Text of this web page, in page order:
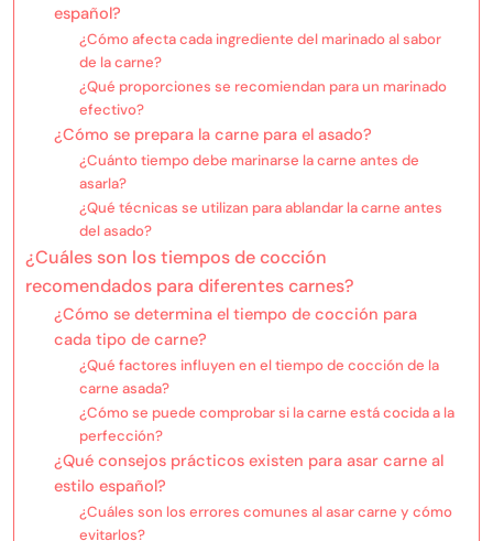
español?
¿Cómo afecta cada ingrediente del marinado al sabor
de la carne?
¿Qué proporciones se recomiendan para un marinado
efectivo?
¿Cómo se prepara la carne para el asado?
¿Cuánto tiempo debe marinarse la carne antes de
asarla?
¿Qué técnicas se utilizan para ablandar la carne antes
del asado?
¿Cuáles son los tiempos de cocción
recomendados para diferentes carnes?
¿Cómo se determina el tiempo de cocción para
cada tipo de carne?
¿Qué factores influyen en el tiempo de cocción de la
carne asada?
¿Cómo se puede comprobar si la carne está cocida a la
perfección?
¿Qué consejos prácticos existen para asar carne al
estilo español?
¿Cuáles son los errores comunes al asar carne y cómo
evitarlos?